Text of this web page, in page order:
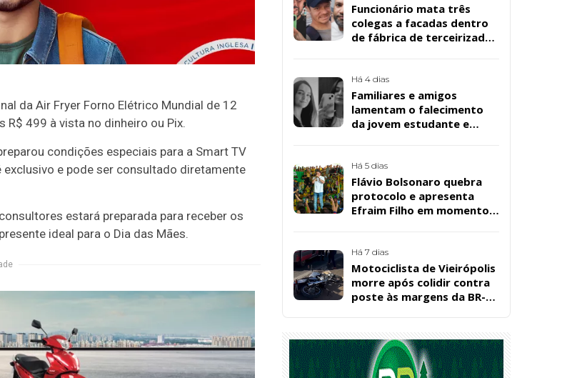
da Air Fryer Forno Elétrico Mundial de 12
499 à vista no dinheiro ou Pix.
condições especiais para a Smart TV
exclusivo e pode ser consultado diretamente
estará preparada para receber os
ideal para o Dia das Mães.
Funcionário mata três
colegas a facadas dentro
de fábrica de terceirizada
Há 4 dias
Familiares e amigos
lamentam o falecimento
da jovem estudante e
Santos, em Patos
Há 5 dias
Flávio Bolsonaro quebra
protocolo e apresenta
Efraim Filho em momento
Há 7 dias
Motociclista de Vieirópolis
morre após colidir contra
poste às margens da BR-